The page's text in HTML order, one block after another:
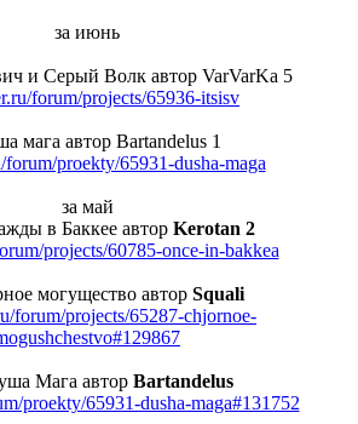
за июнь
и Серый Волк автор VarVarKa 5
forum/projects/65936-itsisv
мага автор Bartandelus 1
forum/proekty/65931-dusha-maga
за май
в Баккее автор Kerotan 2
projects/60785-once-in-bakkea
могущество автор Squali
forum/projects/65287-chjornoe-
Мага автор Bartandelus
proekty/65931-dusha-maga#131752